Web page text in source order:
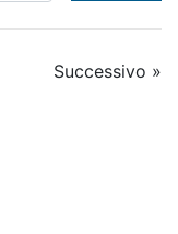
Successivo »